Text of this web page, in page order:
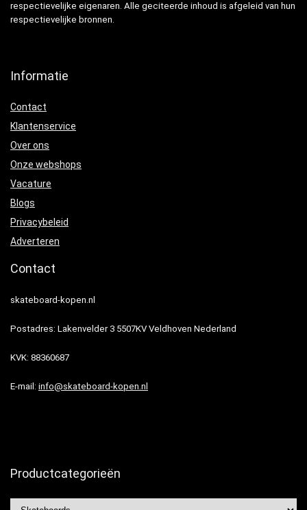
respectievelijke eigenaren. Alle geciteerde inhoud is afgeleid van hun
respectievelijke bronnen.
Informatie
Contact
Klantenservice
Over ons
Onze webshops
Vacature
Blogs
Privacybeleid
Adverteren
Contact
skateboard-kopen.nl
Postadres: Lakenvelder 3 5507KV Veldhoven Nederland
KVK: 88360687
E-mail: info@skateboard-kopen.nl
Productcategorieën